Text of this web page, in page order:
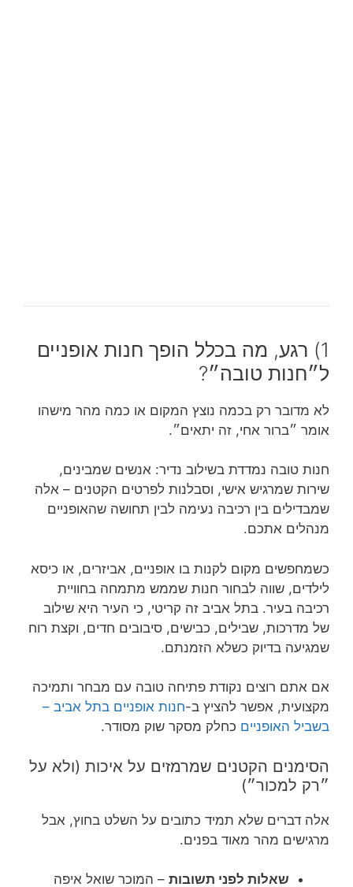
1) רגע, מה בכלל הופך חנות אופניים
ל״חנות טובה״?
לא מדובר רק בכמה נוצץ המקום או כמה מהר מישהו
אומר ״ברור אחי, זה יתאים״.
חנות טובה נמדדת בשילוב נדיר: אנשים שמבינים,
שירות שמרגיש אישי, וסבלנות לפרטים הקטנים – אלה
שמבדילים בין רכיבה נעימה לבין תחושה שהאופניים
מנהלים אתכם.
כשמחפשים מקום לקנות בו אופניים, אביזרים, או כיסא
לילדים, שווה לבחור חנות שממש מתמחה בחוויית
רכיבה בעיר. בתל אביב זה קריטי, כי העיר היא שילוב
של מדרכות, שבילים, כבישים, סיבובים חדים, וקצת רוח
שמגיעה בדיוק כשלא הזמנתם.
אם אתם רוצים נקודת פתיחה טובה עם מבחר ותמיכה
מקצועית, אפשר להציץ ב-חנות אופניים בתל אביב –
בשביל האופניים כחלק מסקר שוק מסודר.
הסימנים הקטנים שמרמזים על איכות (ולא על
״רק למכור״)
אלה דברים שלא תמיד כתובים על השלט בחוץ, אבל
מרגישים מהר מאוד בפנים.
שאלות לפני תשובות – המוכר שואל איפה